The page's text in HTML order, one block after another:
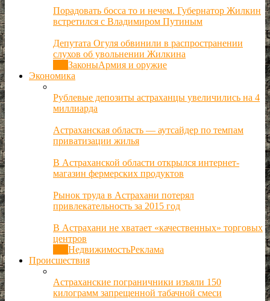
Порадовать босса то и нечем. Губернатор Жилкин
встретился с Владимиром Путиным
Депутата Огуля обвинили в распространении
слухов об увольнении Жилкина
ЗаконыАрмия и оружие
Экономика
Рублевые депозиты астраханцы увеличились на 4
миллиарда
Астраханская область — аутсайдер по темпам
приватизации жилья
В Астраханской области открылся интернет-
магазин фермерских продуктов
Рынок труда в Астрахани потерял
привлекательность за 2015 год
В Астрахани не хватает «качественных» торговых
центров
НедвижимостьРеклама
Происшествия
Астраханские пограничники изъяли 150
килограмм запрещенной табачной смеси